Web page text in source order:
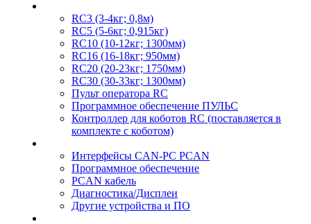
RC3 (3-4кг; 0,8м)
RC5 (5-6кг; 0,915кг)
RC10 (10-12кг; 1300мм)
RC16 (16-18кг; 950мм)
RC20 (20-23кг; 1750мм)
RC30 (30-33кг; 1300мм)
Пульт оператора RC
Программное обеспечение ПУЛЬС
Контроллер для коботов RC (поставляется в
комплекте с коботом)
Интерфейсы CAN-PC PCAN
Программное обеспечение
PCAN кабель
Диагностика/Дисплеи
Другие устройства и ПО